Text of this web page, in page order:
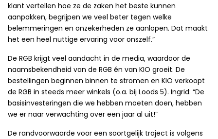
klant vertellen hoe ze de zaken het beste kunnen
aanpakken, begrijpen we veel beter tegen welke
belemmeringen en onzekerheden ze aanlopen. Dat maakt
het een heel nuttige ervaring voor onszelf.”
De RGB krijgt veel aandacht in de media, waardoor de
naamsbekendheid van de RGB én van KIO groeit. De
bestellingen beginnen binnen te stromen en KIO verkoopt
de RGB in steeds meer winkels (o.a. bij Loods 5). Ingrid: “De
basisinvesteringen die we hebben moeten doen, hebben
we er naar verwachting over een jaar al uit!”
De randvoorwaarde voor een soortgelijk traject is volgens